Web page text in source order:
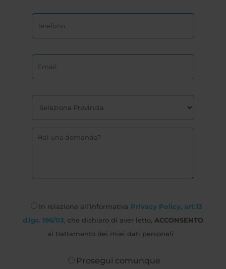
In relazione all’informativa Privacy Policy, art.13
d.lgs. 196/03 , che dichiaro di aver letto, ACCONSENTO
al trattamento dei miei dati personali
Prosegui comunque